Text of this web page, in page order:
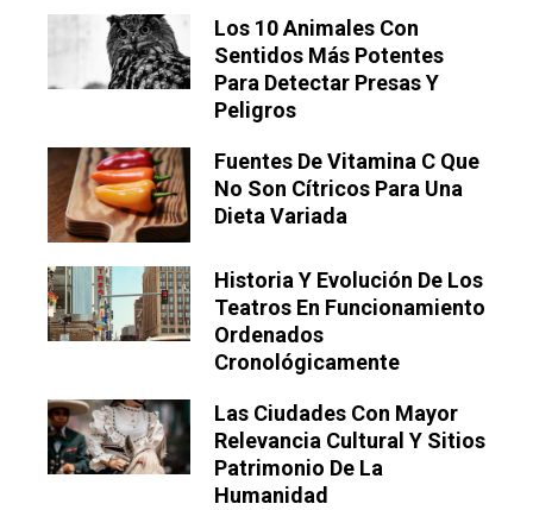
Los 10 Animales Con
Sentidos Más Potentes
Para Detectar Presas Y
Peligros
Fuentes De Vitamina C Que
No Son Cítricos Para Una
Dieta Variada
Historia Y Evolución De Los
Teatros En Funcionamiento
Ordenados
Cronológicamente
Las Ciudades Con Mayor
Relevancia Cultural Y Sitios
Patrimonio De La
Humanidad